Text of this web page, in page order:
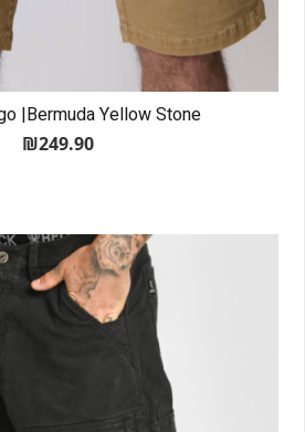
|Bermuda Yellow Stone
₪249.90